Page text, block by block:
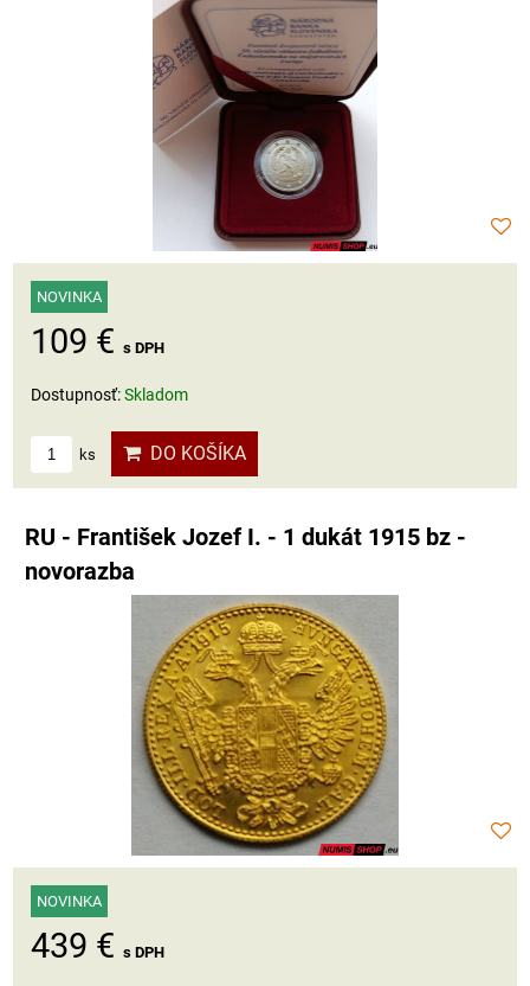
NOVINKA
109 € s DPH
Dostupnosť:Skladom
ks DO KOŠÍKA
RU - František Jozef I. - 1 dukát 1915 bz -
novorazba
NOVINKA
439 € s DPH